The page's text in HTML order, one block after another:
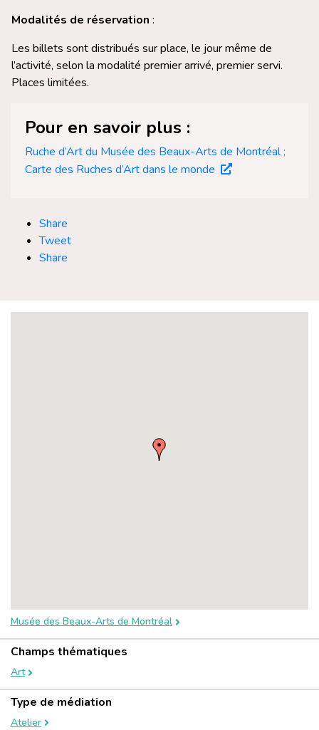
Modalités de réservation :
Les billets sont distribués sur place, le jour même de
l’activité, selon la modalité premier arrivé, premier servi.
Places limitées.
Pour en savoir plus :
Ruche d’Art du Musée des Beaux-Arts de Montréal ;
Carte des Ruches d’Art dans le monde
Share
Tweet
Share
Musée des Beaux-Arts de Montréal
Champs thématiques
Art
Type de médiation
Atelier